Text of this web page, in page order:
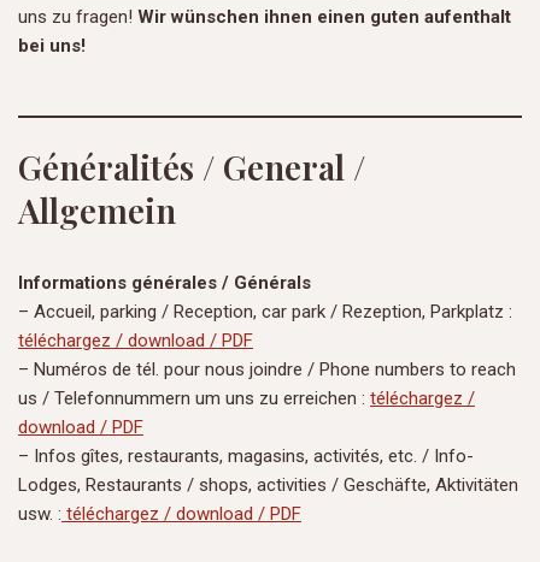
uns zu fragen! Wir wünschen ihnen einen guten aufenthalt
bei uns!
Généralités / General /
Allgemein
Informations générales / Générals
– Accueil, parking / Reception, car park / Rezeption, Parkplatz :
téléchargez / download / PDF
– Numéros de tél. pour nous joindre / Phone numbers to reach
us / Telefonnummern um uns zu erreichen : téléchargez /
download / PDF
– Infos gîtes, restaurants, magasins, activités, etc. / Info-
Lodges, Restaurants / shops, activities / Geschäfte, Aktivitäten
usw. : téléchargez / download / PDF